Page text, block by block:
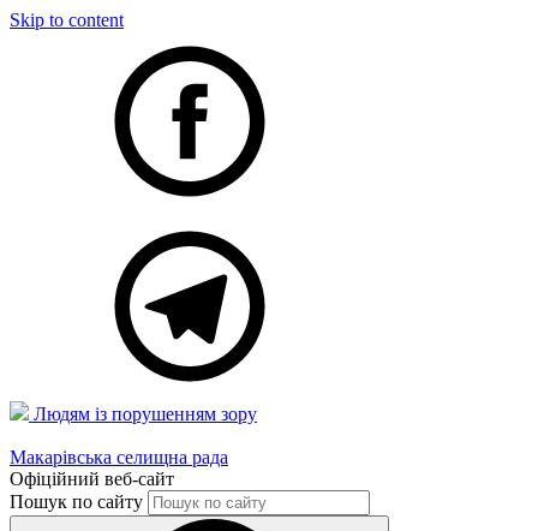
Skip to content
Людям із порушенням зору
Макарівська селищна рада
Офіційний веб-сайт
Пошук по сайту